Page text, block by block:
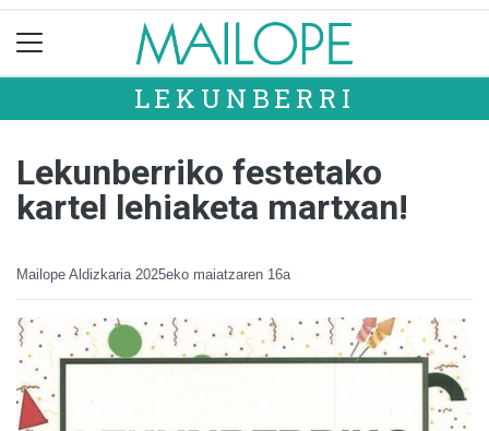
LEKUNBERRI
Lekunberriko festetako
kartel lehiaketa martxan!
Mailope Aldizkaria 2025eko maiatzaren 16a